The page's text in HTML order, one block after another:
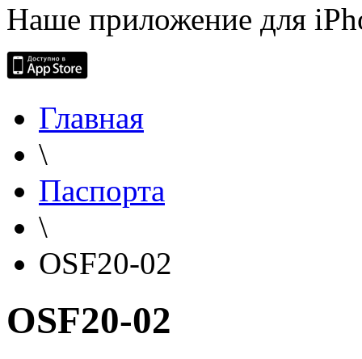
Наше приложение для
Главная
\
Паспорта
\
OSF20-02
OSF20-02